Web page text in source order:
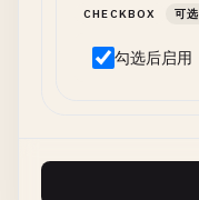
CHECKBOX 可选
勾选后启用